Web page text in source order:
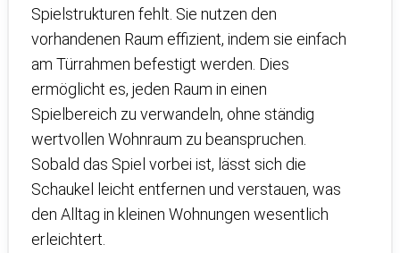
Spielstrukturen fehlt. Sie nutzen den
vorhandenen Raum effizient, indem sie einfach
am Türrahmen befestigt werden. Dies
ermöglicht es, jeden Raum in einen
Spielbereich zu verwandeln, ohne ständig
wertvollen Wohnraum zu beanspruchen.
Sobald das Spiel vorbei ist, lässt sich die
Schaukel leicht entfernen und verstauen, was
den Alltag in kleinen Wohnungen wesentlich
erleichtert.